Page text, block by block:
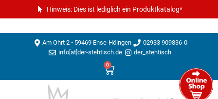
Hinweis: Dies ist lediglich ein Produktkatalog*
Am Ohrt 2 • 59469 Ense-Höingen
02933 909836-0
info[at]der-stehtisch.de
der_stehtisch
0